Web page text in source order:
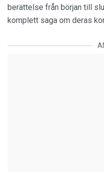
berättelse från början till
komplett saga om deras